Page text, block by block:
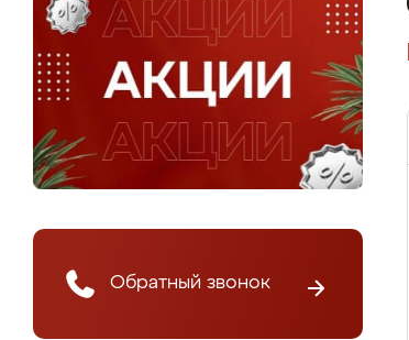
Обратный звонок